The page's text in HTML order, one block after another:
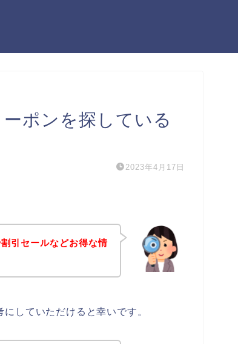
ポンを探している
2023年4月17日
引セールなどお得な情
していただけると幸いです。